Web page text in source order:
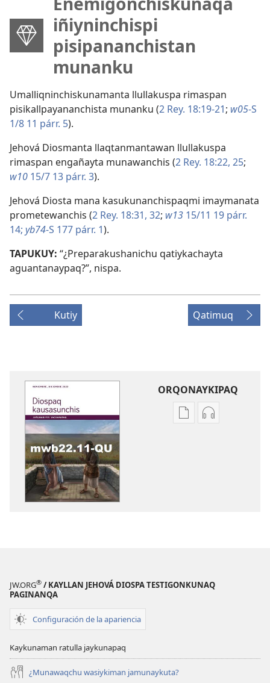
iñiyninchispi
pisipananchistan
munanku
Umalliqninchiskunamanta llullakuspa rimaspan
pisikallpayananchista munanku (2 Rey. 18:19-21; w05-S
1/8 11 párr. 5).
Jehová Diosmanta llaqtanmantawan llullakuspa
rimaspan engañayta munawanchis (2 Rey. 18:22, 25;
w10 15/7 13 párr. 3).
Jehová Diosta mana kasukunanchispaqmi imaymanata
prometewanchis (2 Rey. 18:31, 32; w13 15/11 19 párr.
14; yb74-S 177 párr. 1).
TAPUKUY: “¿Preparakushanichu qatiykachayta
aguantanaypaq?”, nispa.
Kutiy Qatimuq
ORQONAYKIPAQ
KaypiKaypin
2022
JW.ORG® / KAYLLAN JEHOVÁ DIOSPA TESTIGONKUNAQ
PAGINANQA
Configuración de la apariencia
Kaykunaman ratulla jaykunapaq
¿Munawaqchu wasiykiman jamunaykuta?